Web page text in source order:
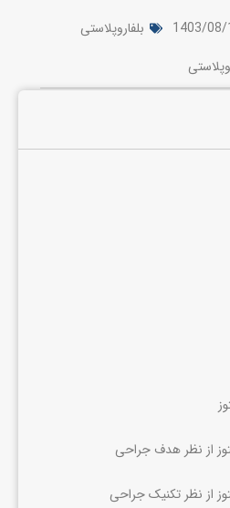
1403/08/
بلفاروپلاستی
از نظر هدف جراحی
از نظر تکنیک جراحی